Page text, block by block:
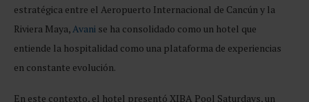
estratégica entre el Aeropuerto Internacional de Cancún y la
Riviera Maya,Avani se ha consolidado como un hotel que
entiende la hospitalidad como una plataforma de experiencias
en constante evolución.
En este contexto, el hotel presentó XIBA Pool Saturdays, un